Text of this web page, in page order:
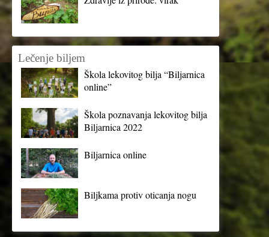
Lečenje biljem
Škola lekovitog bilja “Biljarnica
online”
Škola poznavanja lekovitog bilja
Biljarnica 2022
Biljarnica online
Biljkama protiv oticanja nogu